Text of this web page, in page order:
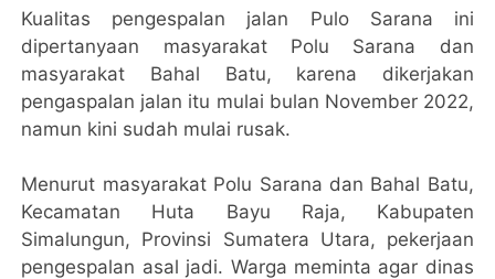
Kualitas pengespalan jalan Pulo Sarana ini
dipertanyaan masyarakat Polu Sarana dan
masyarakat Bahal Batu, karena dikerjakan
pengaspalan jalan itu mulai bulan November 2022,
namun kini sudah mulai rusak.
Menurut masyarakat Polu Sarana dan Bahal Batu,
Kecamatan Huta Bayu Raja, Kabupaten
Simalungun, Provinsi Sumatera Utara, pekerjaan
pengespalan asal jadi. Warga meminta agar dinas